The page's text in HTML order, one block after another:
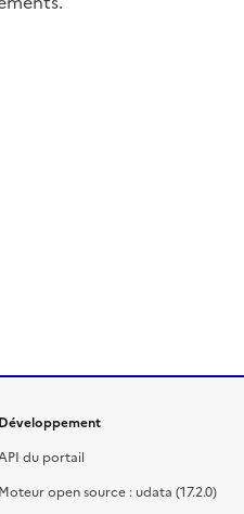
Développement
du portail
Moteur open source : udata (17.2.0)